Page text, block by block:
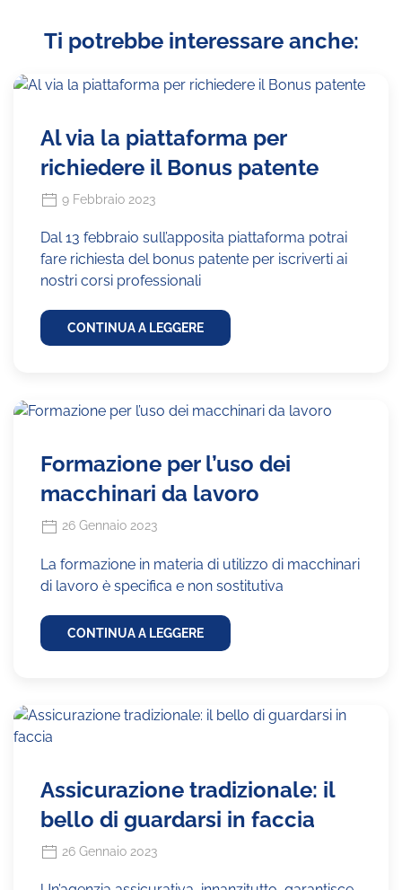
Ti potrebbe interessare anche:
Al via la piattaforma per
richiedere il Bonus patente
9 Febbraio 2023
Dal 13 febbraio sull’apposita piattaforma potrai
fare richiesta del bonus patente per iscriverti ai
nostri corsi professionali
CONTINUA A LEGGERE
Formazione per l’uso dei
macchinari da lavoro
26 Gennaio 2023
La formazione in materia di utilizzo di macchinari
di lavoro è specifica e non sostitutiva
CONTINUA A LEGGERE
Assicurazione tradizionale: il
bello di guardarsi in faccia
26 Gennaio 2023